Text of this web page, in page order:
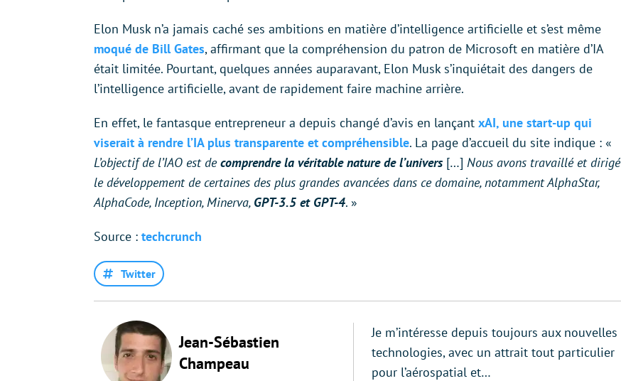
Elon Musk n’a jamais caché ses ambitions en matière d’intelligence artificielle et s’est même
moqué de Bill Gates, affirmant que la compréhension du patron de Microsoft en matière d’IA
était limitée. Pourtant, quelques années auparavant, Elon Musk s’inquiétait des dangers de
l’intelligence artificielle, avant de rapidement faire machine arrière.
En effet, le fantasque entrepreneur a depuis changé d’avis en lançant xAI, une start-up qui
viserait à rendre l’IA plus transparente et compréhensible. La page d’accueil du site indique : «
L’objectif de l’IAO est decomprendre la véritable nature de l’univers […] Nous avons travaillé et dirigé
le développement de certaines des plus grandes avancées dans ce domaine, notamment AlphaStar,
AlphaCode, Inception, Minerva, GPT-3.5 et GPT-4. »
Source : techcrunch
Twitter
Jean-Sébastien
Champeau
Je m’intéresse depuis toujours aux nouvelles
technologies, avec un attrait tout particulier
pour l’aérospatial et…